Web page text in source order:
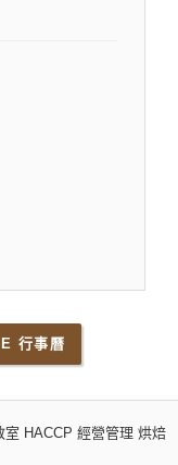
行事曆
HACCP 經營管理 烘焙